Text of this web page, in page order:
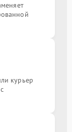
курьер